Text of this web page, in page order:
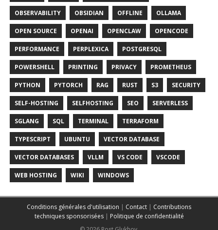
OBSERVABILITY OBSIDIAN OFFLINE OLLAMA
OPEN SOURCE OPENAI OPENCLAW OPENCODE
PERFORMANCE PERPLEXICA POSTGRESQL
POWERSHELL PRINTING PRIVACY PROMETHEUS
PYTHON PYTORCH RAG RUST S3 SECURITY
SELF-HOSTING SELFHOSTING SEO SERVERLESS
SGLANG SQL TERMINAL TERRAFORM
TYPESCRIPT UBUNTU VECTOR DATABASE
VECTOR DATABASES VLLM VS CODE VSCODE
WEB HOSTING WIKI WINDOWS
Conditions générales d'utilisation | Contact | Contributions
techniques sponsorisées| Politique de confidentialité